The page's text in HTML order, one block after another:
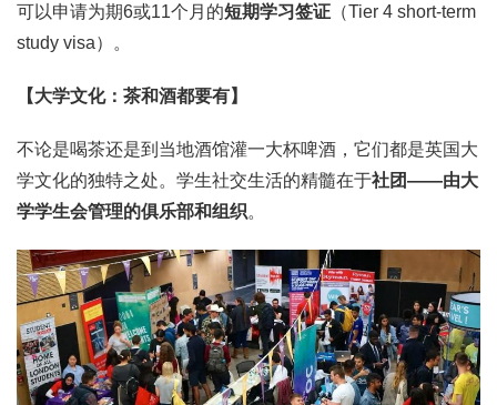
可以申请为期6或11个月的短期学习签证 （Tier 4 short-term
study visa）。
【大学文化：茶和酒都要有】
不论是喝茶还是到当地酒馆灌一大杯啤酒，它们都是英国大
学文化的独特之处。学生社交生活的精髓在于社团——由大
学学生会管理的俱乐部和组织。